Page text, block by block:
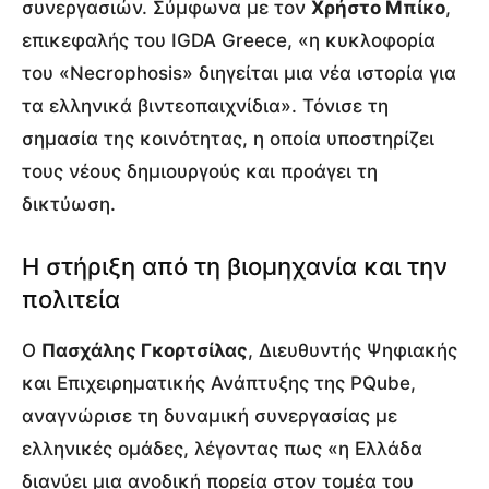
συνεργασιών. Σύμφωνα με τον Χρήστο Μπίκο,
επικεφαλής του IGDA Greece, «η κυκλοφορία
του «Necrophosis» διηγείται μια νέα ιστορία για
τα ελληνικά βιντεοπαιχνίδια». Τόνισε τη
σημασία της κοινότητας, η οποία υποστηρίζει
τους νέους δημιουργούς και προάγει τη
δικτύωση.
Η στήριξη από τη βιομηχανία και την
πολιτεία
Ο Πασχάλης Γκορτσίλας, Διευθυντής Ψηφιακής
και Επιχειρηματικής Ανάπτυξης της PQube,
αναγνώρισε τη δυναμική συνεργασίας με
ελληνικές ομάδες, λέγοντας πως «η Ελλάδα
διανύει μια ανοδική πορεία στον τομέα του